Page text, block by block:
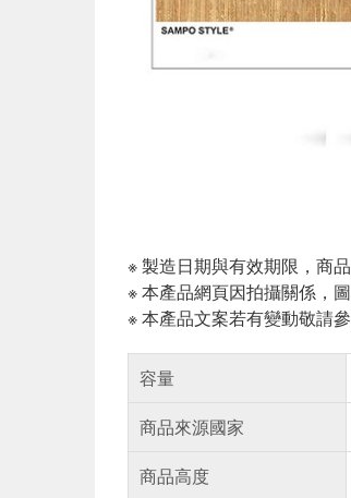
※ 製造日期與有效期限，商
※ 本產品網頁因拍攝關係，
※ 本產品文案若有變動敬請
容量
商品來源國家
商品高度